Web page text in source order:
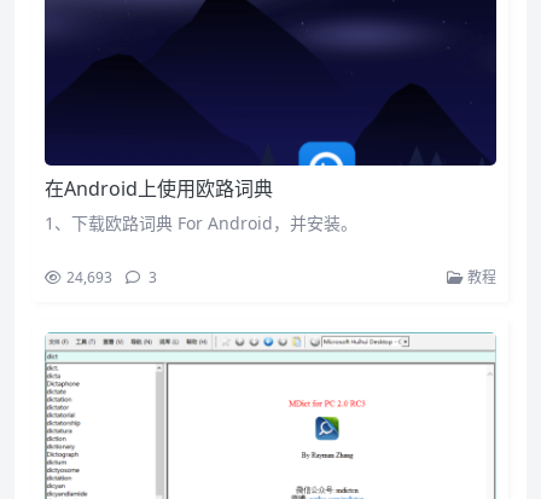
在Android上使用欧路词典
1、下载欧路词典 For Android，并安装。
24,693 3 教程